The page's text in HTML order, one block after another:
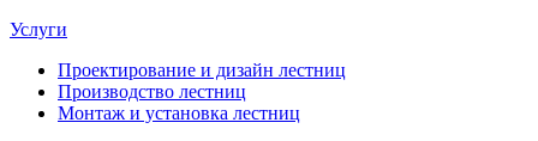
Услуги
Проектирование и дизайн лестниц
Производство лестниц
Монтаж и установка лестниц